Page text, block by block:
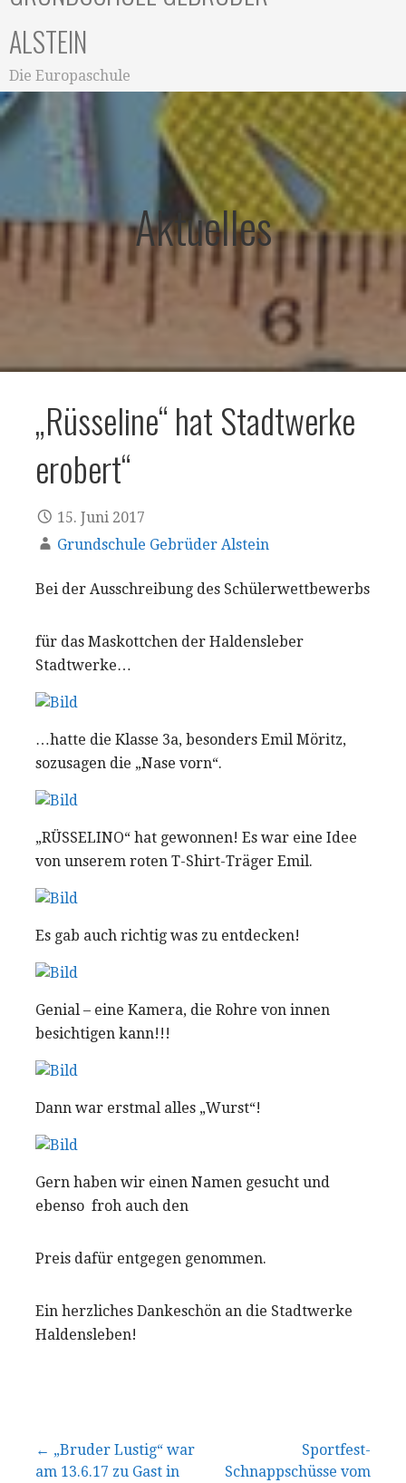
ALSTEIN
Die Europaschule
Aktuelles
„Rüsseline“ hat Stadtwerke
erobert“
15. Juni 2017
Grundschule Gebrüder Alstein
Bei der Ausschreibung des Schülerwettbewerbs
für das Maskottchen der Haldensleber
Stadtwerke…
…hatte die Klasse 3a, besonders Emil Möritz,
sozusagen die „Nase vorn“.
„RÜSSELINO“ hat gewonnen! Es war eine Idee
von unserem roten T-Shirt-Träger Emil.
Es gab auch richtig was zu entdecken!
Genial – eine Kamera, die Rohre von innen
besichtigen kann!!!
Dann war erstmal alles „Wurst“!
Gern haben wir einen Namen gesucht und
ebenso froh auch den
Preis dafür entgegen genommen.
Ein herzliches Dankeschön an die Stadtwerke
Haldensleben!
Beitragsnavigation
← „Bruder Lustig“ war
am 13.6.17 zu Gast in
Sportfest-
Schnappschüsse vom